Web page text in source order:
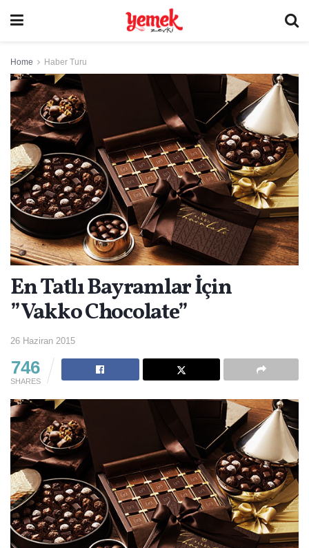
Home Haber Turu
En Tatlı Bayramlar İçin
”Vakko Chocolate”
26 Haziran 2015
746
SHARES